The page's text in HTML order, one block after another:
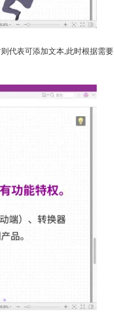
代表可添加文本,此时根据需要